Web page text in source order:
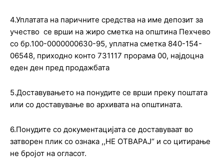
4.Уплатата на паричните средства на име депозит за
учество се врши на жиро сметка на општина Пехчево
со бр.100-0000000630-95, уплатна сметка 840-154-
06548, приходно конто 731117 прорама 00, најдоцна
еден ден пред продажбата
5.Доставувањето на понудите се врши преку поштата
или со доставување во архивата на општината.
6.Понудите со документацијата се доставуваат во
затворен плик со ознака ,,НЕ ОТВАРАЈ“ и со цитирање
не бројот на огласот.